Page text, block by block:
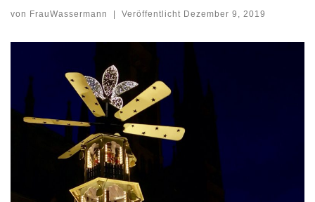
von FrauWassermann | Veröffentlicht Dezember 9, 2019